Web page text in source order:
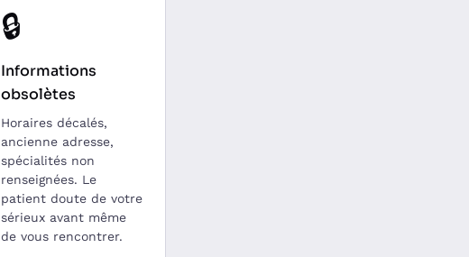
🔒
Informations
obsolètes
Horaires décalés,
ancienne adresse,
spécialités non
renseignées. Le
patient doute de votre
sérieux avant même
de vous rencontrer.